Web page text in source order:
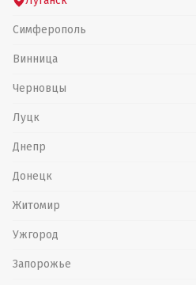
Симферополь
Винница
Черновцы
Луцк
Днепр
Донецк
Житомир
Ужгород
Запорожье